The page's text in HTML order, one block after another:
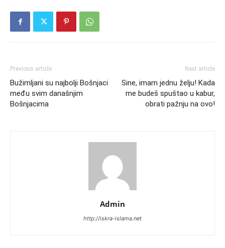
Previous article
Bužimljani su najbolji Bošnjaci
među svim današnjim
Bošnjacima
Next article
Sine, imam jednu želju! Kada
me budeš spuštao u kabur,
obrati pažnju na ovo!
Admin
http://iskra-islama.net